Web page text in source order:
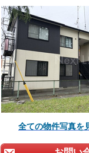
全ての物件写真を